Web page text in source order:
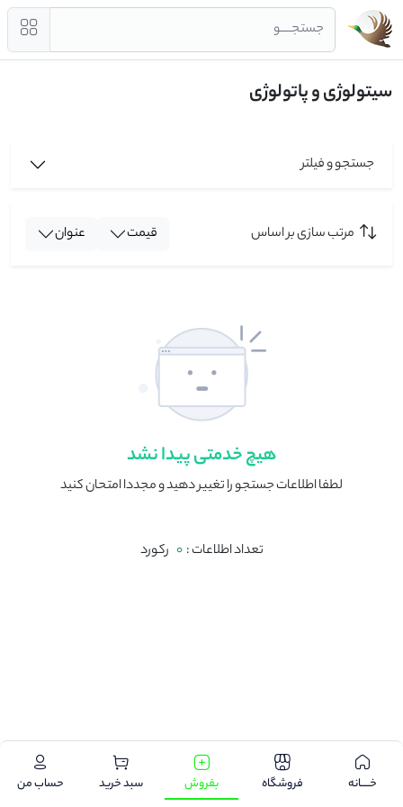
جستجــــو
سیتولوژی و پاتولوژی
جستجو و فیلتر
مرتب سازی بر اساس قیمت عنوان
هیچ خدمتی پیدا نشد
لطفا اطلاعات جستجو را تغییر دهید و مجددا امتحان کنید
تعداد اطلاعات : 0 رکورد
خـــــانه فروشگاه بفروش سبد خرید حساب من